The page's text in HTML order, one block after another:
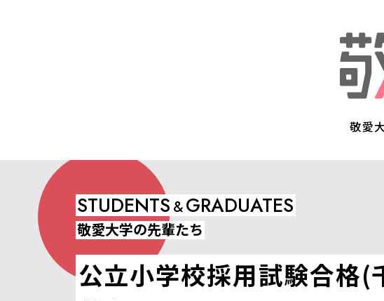
敬愛
STUDENTS &GRADUATES
敬愛大学の先輩たち
公立小学校採用試験合格(